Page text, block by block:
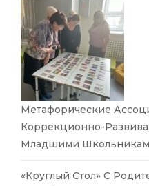
Метафорические
Коррекционно-
Младшими
«Круглый Стол» С